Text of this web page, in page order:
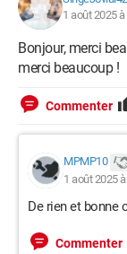
1 août 2025
Bonjour, merci
merci beaucoup !
Commenter
MPMP10
1 août 2025
De rien et bonne
Commenter